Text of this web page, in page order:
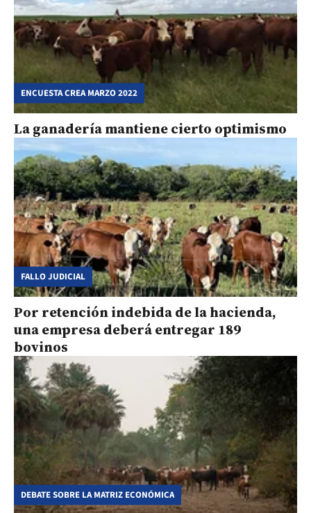
ENCUESTA CREA MARZO 2022
La ganadería mantiene cierto optimismo
FALLO JUDICIAL
Por retención indebida de la hacienda,
una empresa deberá entregar 189
bovinos
DEBATE SOBRE LA MATRIZ ECONÓMICA